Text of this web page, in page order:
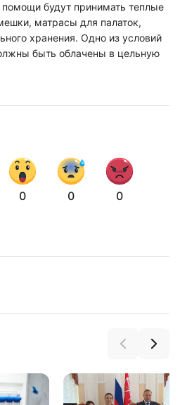
помощи будут принимать теплые
матрасы для палаток,
хранения. Одно из условий
быть облачены в цельную
0 0 0